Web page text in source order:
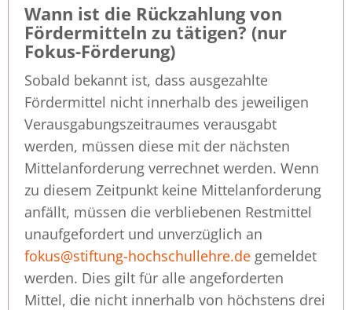
Wann ist die Rückzahlung von
Fördermitteln zu tätigen? (nur
Fokus-Förderung)
Sobald bekannt ist, dass ausgezahlte
Fördermittel nicht innerhalb des jeweiligen
Verausgabungszeitraumes verausgabt
werden, müssen diese mit der nächsten
Mittelanforderung verrechnet werden. Wenn
zu diesem Zeitpunkt keine Mittelanforderung
anfällt, müssen die verbliebenen Restmittel
unaufgefordert und unverzüglich an
fokus@stiftung-hochschullehre.de gemeldet
werden. Dies gilt für alle angeforderten
Mittel, die nicht innerhalb von höchstens drei